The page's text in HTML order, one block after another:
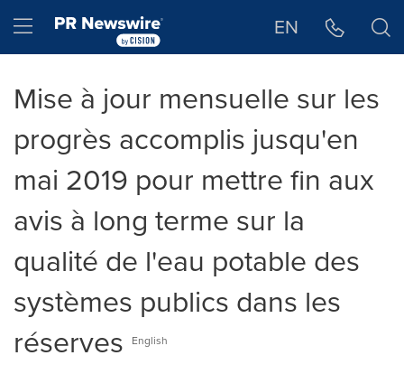
Hamburger menu EN
Mise à jour mensuelle sur les
progrès accomplis jusqu'en
mai 2019 pour mettre fin aux
avis à long terme sur la
qualité de l'eau potable des
systèmes publics dans les
réserves
English